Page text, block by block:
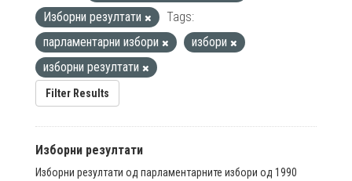
Изборни резултати
Tags:
парламентарни избори
избори
изборни резултати
Filter Results
Изборни резултати
Изборни резултати од парламентарните избори од 1990